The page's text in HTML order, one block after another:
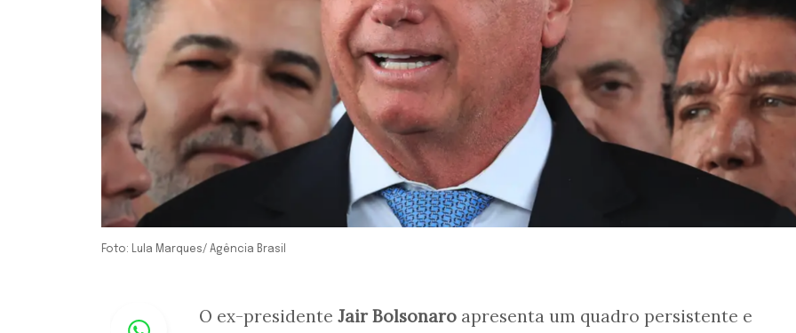
Foto: Lula Marques/ Agência Brasil
Whastapp
O ex-presidente Jair Bolsonaro apresenta um quadro persistente e